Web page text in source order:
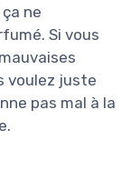
ne
Si vous
voulez juste
pas mal à la